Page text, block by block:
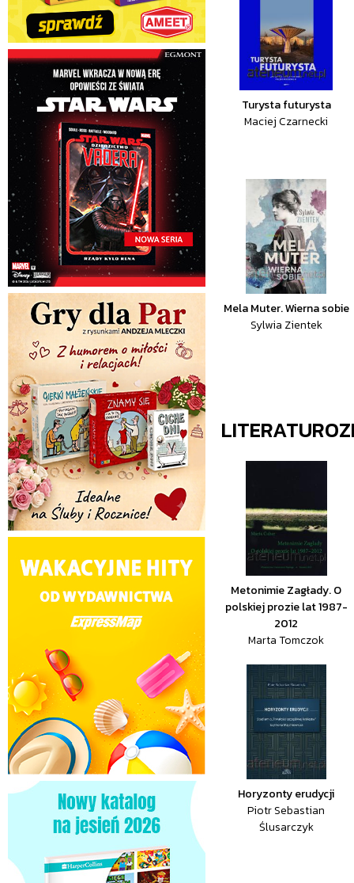
Turysta futurysta
Maciej Czarnecki
Mela Muter. Wierna sobie
Sylwia Zientek
Metonimie Zagłady. O
polskiej prozie lat 1987-
2012
Marta Tomczok
Horyzonty erudycji
Piotr Sebastian
Ślusarczyk